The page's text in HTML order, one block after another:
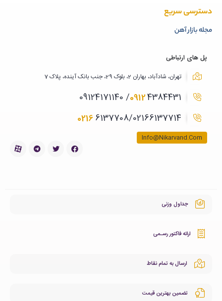
دسترسی سریع
مجله بازار آهن
پل های ارتباطی
تهران، شادآباد، بهاران 2، بلوک 29، جنب بانک آینده، پلاک 7
09124384431/ 09124171140
02166137708/02166137714
Info@Nikarvand.Com
جداول وزنی
ارائه فاکتور رسـمی
ارسال به تمام نقاط
تضمین بهترین قیمت